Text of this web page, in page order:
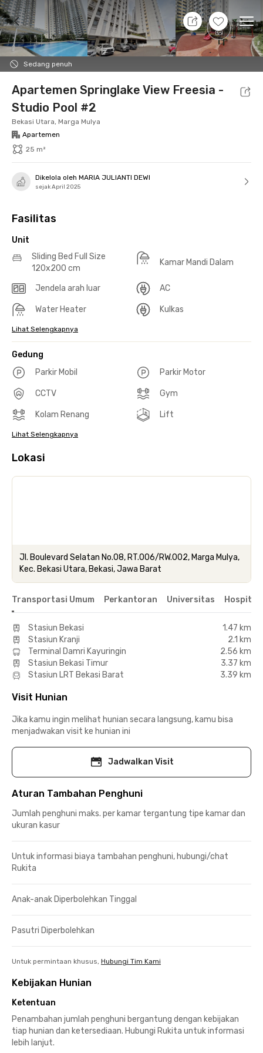
+15
Sedang penuh
7 Agt 26 - Belum tahu
Foto Fasilitas bersama Lokasi Aturan
Apartemen Springlake View Freesia -
Studio Pool #2
Bekasi Utara, Marga Mulya
Apartemen
25 m²
Dikelola oleh MARIA JULIANTI DEWI
sejak April 2025
Fasilitas
Unit
Sliding Bed Full Size
120x200 cm
Kamar Mandi Dalam
Jendela arah luar AC
Water Heater Kulkas
Lihat Selengkapnya
Gedung
Parkir Mobil
Parkir Motor
CCTV Gym
Kolam Renang Lift
Lihat Selengkapnya
Lokasi
Jl. Boulevard Selatan No.08, RT.006/RW.002, Marga Mulya,
Kec. Bekasi Utara, Bekasi, Jawa Barat
Transportasi Umum Perkantoran Universitas Hospital
Stasiun Bekasi
1.47 km
Stasiun Kranji
2.1 km
Terminal Damri Kayuringin
2.56 km
Stasiun Bekasi Timur
3.37 km
Stasiun LRT Bekasi Barat
3.39 km
Visit Hunian
Jika kamu ingin melihat hunian secara langsung, kamu bisa
menjadwakan visit ke hunian ini
Jadwalkan Visit
Aturan Tambahan Penghuni
Jumlah penghuni maks. per kamar tergantung tipe kamar dan
ukuran kasur
Untuk informasi biaya tambahan penghuni, hubungi/chat
Rukita
Anak-anak Diperbolehkan Tinggal
Pasutri Diperbolehkan
Untuk permintaan khusus, Hubungi Tim Kami
Kebijakan Hunian
Ketentuan
Penambahan jumlah penghuni bergantung dengan kebijakan
tiap hunian dan ketersediaan. Hubungi Rukita untuk informasi
lebih lanjut.